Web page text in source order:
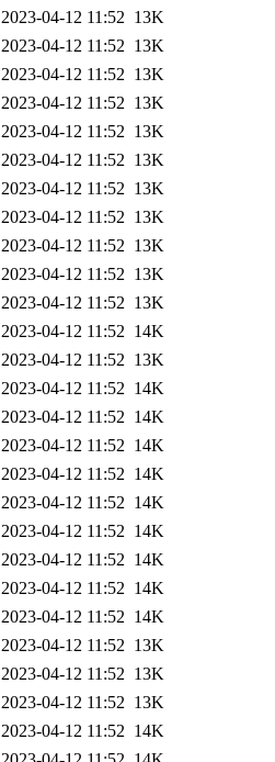
2023-04-12 11:52 13K
2023-04-12 11:52 13K
2023-04-12 11:52 13K
2023-04-12 11:52 13K
2023-04-12 11:52 13K
2023-04-12 11:52 13K
2023-04-12 11:52 13K
2023-04-12 11:52 13K
2023-04-12 11:52 13K
2023-04-12 11:52 13K
2023-04-12 11:52 13K
2023-04-12 11:52 14K
2023-04-12 11:52 13K
2023-04-12 11:52 14K
2023-04-12 11:52 14K
2023-04-12 11:52 14K
2023-04-12 11:52 14K
2023-04-12 11:52 14K
2023-04-12 11:52 14K
2023-04-12 11:52 14K
2023-04-12 11:52 14K
2023-04-12 11:52 14K
2023-04-12 11:52 13K
2023-04-12 11:52 13K
2023-04-12 11:52 13K
2023-04-12 11:52 14K